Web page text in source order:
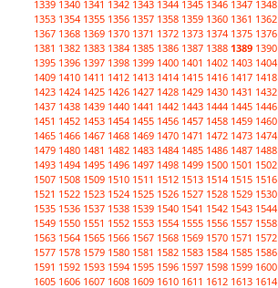
1339 1340 1341 1342 1343 1344 1345 1346 1347 1348
1353 1354 1355 1356 1357 1358 1359 1360 1361 1362
1367 1368 1369 1370 1371 1372 1373 1374 1375 1376
1381 1382 1383 1384 1385 1386 1387 1388 1389 1390
1395 1396 1397 1398 1399 1400 1401 1402 1403 1404
1409 1410 1411 1412 1413 1414 1415 1416 1417 1418
1423 1424 1425 1426 1427 1428 1429 1430 1431 1432
1437 1438 1439 1440 1441 1442 1443 1444 1445 1446
1451 1452 1453 1454 1455 1456 1457 1458 1459 1460
1465 1466 1467 1468 1469 1470 1471 1472 1473 1474
1479 1480 1481 1482 1483 1484 1485 1486 1487 1488
1493 1494 1495 1496 1497 1498 1499 1500 1501 1502
1507 1508 1509 1510 1511 1512 1513 1514 1515 1516
1521 1522 1523 1524 1525 1526 1527 1528 1529 1530
1535 1536 1537 1538 1539 1540 1541 1542 1543 1544
1549 1550 1551 1552 1553 1554 1555 1556 1557 1558
1563 1564 1565 1566 1567 1568 1569 1570 1571 1572
1577 1578 1579 1580 1581 1582 1583 1584 1585 1586
1591 1592 1593 1594 1595 1596 1597 1598 1599 1600
1605 1606 1607 1608 1609 1610 1611 1612 1613 1614